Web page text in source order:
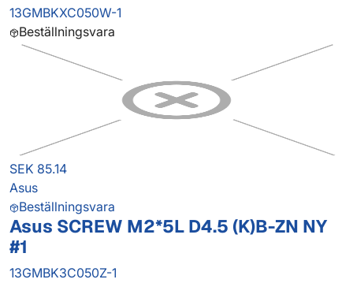
13GMBKXC050W-1
Beställningsvara
SEK 85.14
Asus
Beställningsvara
Asus SCREW M2*5L D4.5 (K)B-ZN NY
#1
13GMBK3C050Z-1